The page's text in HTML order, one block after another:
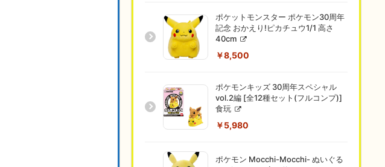
ポケットモンスター ポケモン30周年
記念 おかえり!ピカチュウ1/1 高さ
40cm
￥8,500
ポケモンキッズ 30周年スペシャル
vol.2編 [全12種セット(フルコンプ)]
食玩
￥5,980
ポケモン Mocchi-Mocchi- ぬいぐる